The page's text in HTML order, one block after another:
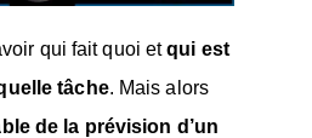
qui fait quoi etqui est
tâche. Mais alors
de la prévision d’un